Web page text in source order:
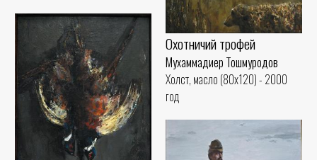
Охотничий трофей
Мухаммадиер Тошмуродов
Холст, масло (80x120) - 2000
год